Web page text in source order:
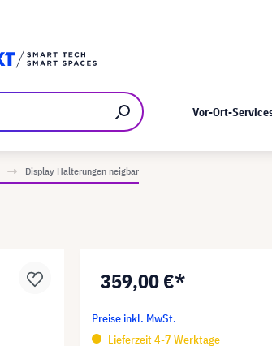
Vor-Ort-
Display Halterungen neigbar
359,00 €*
Preise inkl. MwSt.
Lieferzeit 4-7 Werktage